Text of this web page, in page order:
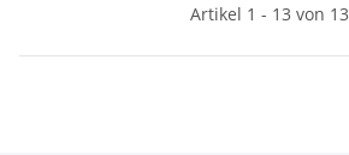
Artikel 1 - 13 von 13